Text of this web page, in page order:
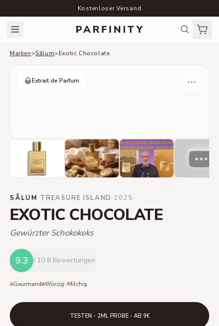
Kostenloser Versand
Marken>Sãlum>Exotic Chocolate
Extrait de Parfum
SÃLUM · TREASURE ISLAND ·2025
EXOTIC CHOCOLATE
Gewürzter Schokokeks
9.3 / 10 8 Bewertungen
Gourmand Würzig Milchig
TESTEN - 2ML PROBE - AB 9€